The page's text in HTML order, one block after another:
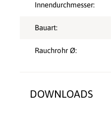
Innendurchmesser:
Bauart:
Rauchrohr Ø:
DOWNLOADS